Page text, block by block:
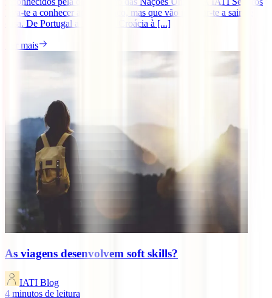
leva-te a conhecer apenas cinco, mas que vão inspirar-te a sair de
casa. De Portugal a Cuba, da Croácia à [...]
Ler mais
As viagens desenvolvem soft skills?
IATI Blog
4 minutos de leitura